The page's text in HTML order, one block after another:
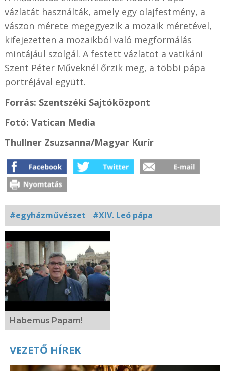
vázlatát használták, amely egy olajfestmény, a
vászon mérete megegyezik a mozaik méretével,
kifejezetten a mozaikból való megformálás
mintájául szolgál. A festett vázlatot a vatikáni
Szent Péter Műveknél őrzik meg, a többi pápa
portréjával együtt.
Forrás: Szentszéki Sajtóközpont
Fotó: Vatican Media
Thullner Zsuzsanna/Magyar Kurír
#egyházművészet #XIV. Leó pápa
Kapcsolódó
fotógaléria
Habemus Papam!
VEZETŐ HÍREK